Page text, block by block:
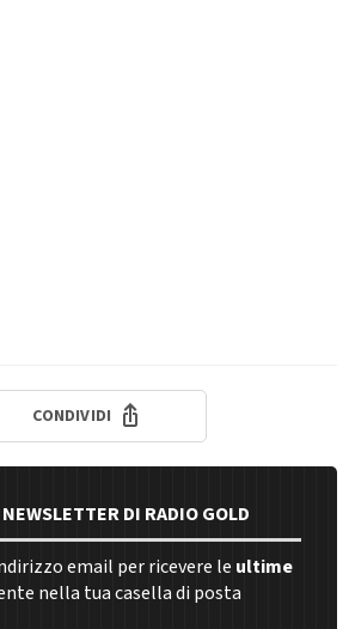
CONDIVIDI
DI RADIO GOLD
email per ricevere le ultime
nella tua casella di posta